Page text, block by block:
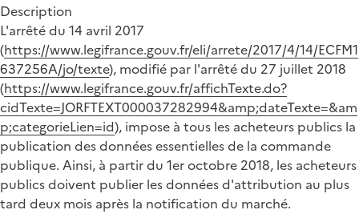
Description
L'arrêté du 14 avril 2017
(https://www.legifrance.gouv.fr/eli/arrete/2017/4/14/ECFM1
637256A/jo/texte), modifié par l'arrêté du 27 juillet 2018
(https://www.legifrance.gouv.fr/affichTexte.do?
cidTexte=JORFTEXT000037282994&amp;dateTexte=&am
p;categorieLien=id), impose à tous les acheteurs publics la
publication des données essentielles de la commande
publique. Ainsi, à partir du 1er octobre 2018, les acheteurs
publics doivent publier les données d'attribution au plus
tard deux mois après la notification du marché.